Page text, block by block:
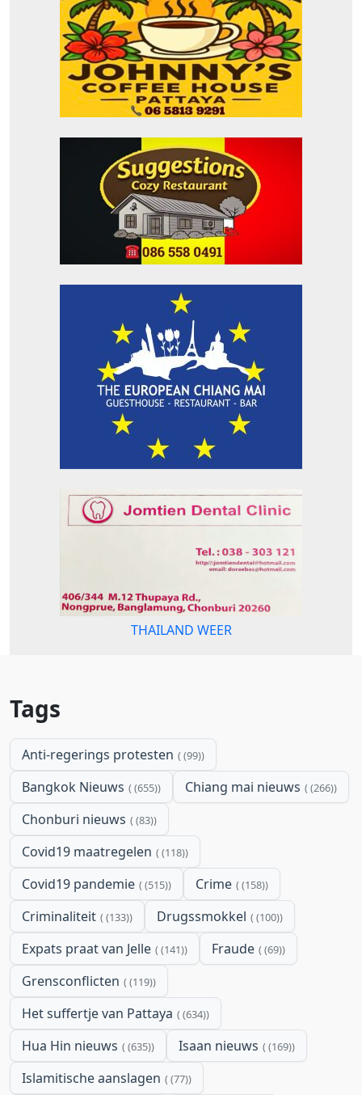
THAILAND WEER
Tags
Anti-regerings protesten (99)
Bangkok Nieuws (655) Chiang mai nieuws (266)
Chonburi nieuws (83)
Covid19 maatregelen (118)
Covid19 pandemie (515) Crime (158)
Criminaliteit (133) Drugssmokkel (100)
Expats praat van Jelle (141) Fraude (69)
Grensconflicten (119)
Het suffertje van Pattaya (634)
Hua Hin nieuws (635) Isaan nieuws (169)
Islamitische aanslagen (77)